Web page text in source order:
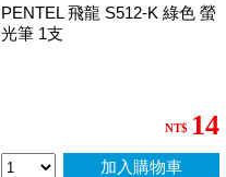
PENTEL 飛龍 S512-K 綠色 螢
光筆 1支
NT$ 14
加入購物車